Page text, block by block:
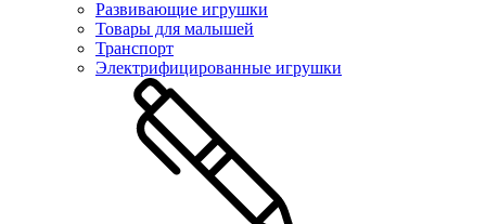
Развивающие игрушки
Товары для малышей
Транспорт
Электрифицированные игрушки